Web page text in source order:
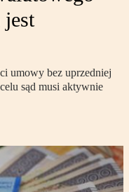
jest
umowy bez uprzedniej
sąd musi aktywnie